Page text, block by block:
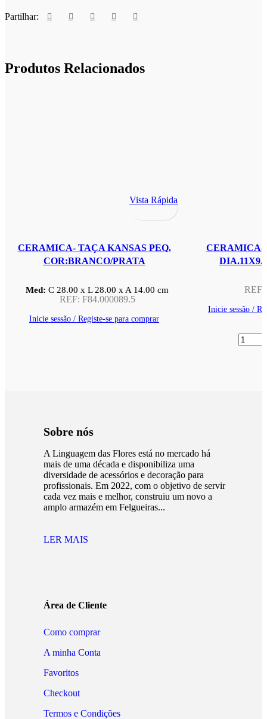
Partilhar:
Produtos Relacionados
Vista Rápida
CERAMICA- TAÇA KANSAS PEQ.
COR:BRANCO/PRATA
Med: C 28.00 x L28.00 xA 14.00 cm
REF: F84.000089.5
Inicie sessão / Registe-se para comprar
CERAMICA-
REF:
Inicie sessão /
Sobre nós
A Linguagem das Flores está no mercado há
mais de uma década e disponibiliza uma
diversidade de acessórios e decoração para
profissionais. Em 2022, com o objetivo de servir
cada vez mais e melhor, construiu um novo a
amplo armazém em Felgueiras...
LER MAIS
Área de Cliente
Como comprar
A minha Conta
Favoritos
Checkout
Termos e Condições